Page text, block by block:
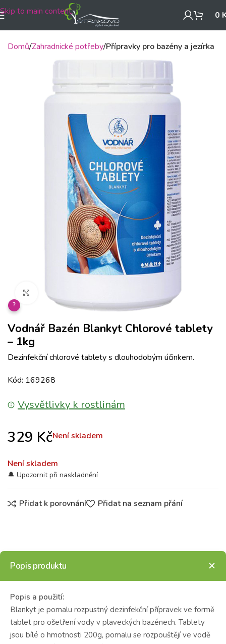
Skip to main content 0
Domů Zahradnické potřeby Přípravky pro bazény a jezírka
Klikněte pro zvětšení
?
Vodnář Bazén Blankyt Chlorové tablety
– 1kg
Dezinfekční chlorové tablety s dlouhodobým účinkem.
Kód: 169268
Vysvětlivky k rostlinám
329 KčNení skladem
Není skladem
Přidat k porovnání Přidat na seznam přání
Popis produktu
Popis a použití:
Blankyt je pomalu rozpustný dezinfekční přípravek ve formě
tablet pro ošetření vody v plaveckých bazénech. Tablety
jsou bílé o hmotnosti 200g, pomalu se rozpouštějí ve vodě